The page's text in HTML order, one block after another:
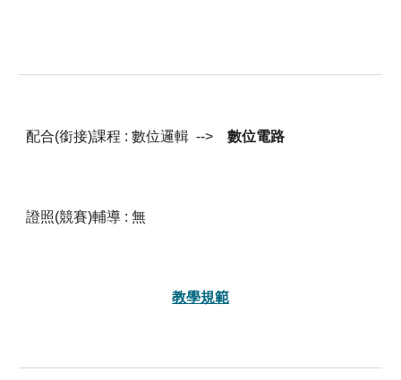
配合(銜接)課程 :數位邏輯 -->數位電路
證照(競賽)輔導 : 無
教學規範